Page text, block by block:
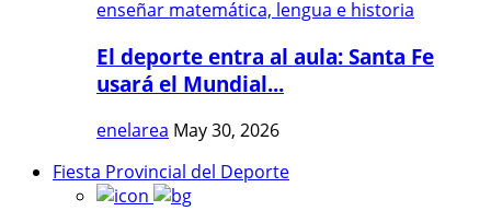
El deporte entra al aula: Santa Fe
usará el Mundial...
enelarea May 30, 2026
Fiesta Provincial del Deporte